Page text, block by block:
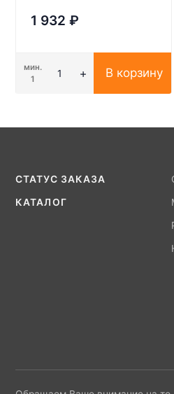
1 932 ₽
мин.
1
В корзину
СТАТУС ЗАКАЗА
КАТАЛОГ